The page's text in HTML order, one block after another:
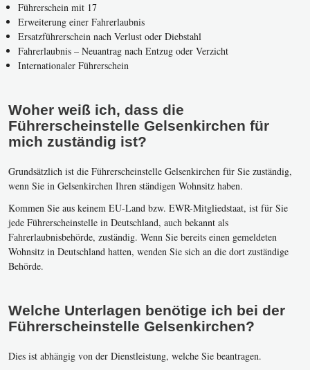
Führerschein mit 17
Erweiterung einer Fahrerlaubnis
Ersatzführerschein nach Verlust oder Diebstahl
Fahrerlaubnis – Neuantrag nach Entzug oder Verzicht
Internationaler Führerschein
Woher weiß ich, dass die
Führerscheinstelle Gelsenkirchen für
mich zuständig ist?
Grundsätzlich ist die Führerscheinstelle Gelsenkirchen für Sie zuständig,
wenn Sie in Gelsenkirchen Ihren ständigen Wohnsitz haben.
Kommen Sie aus keinem EU-Land bzw. EWR-Mitgliedstaat, ist für Sie
jede Führerscheinstelle in Deutschland, auch bekannt als
Fahrerlaubnisbehörde, zuständig. Wenn Sie bereits einen gemeldeten
Wohnsitz in Deutschland hatten, wenden Sie sich an die dort zuständige
Behörde.
Welche Unterlagen benötige ich bei der
Führerscheinstelle Gelsenkirchen?
Dies ist abhängig von der Dienstleistung, welche Sie beantragen.